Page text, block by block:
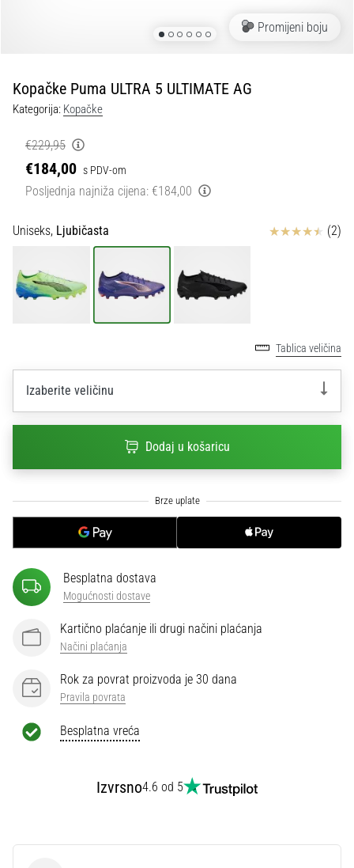
1. 7. 2025
1 min. čitanja
Play
for
Victories
se
za
sa
službenim
adidas
PUMA.
Budi
utakmice,
gola…
Prikaži
članke
Promijeni boju
Kopačke Puma ULTRA 5 ULTIMATE AG
Kategorija: Kopačke
€229,95
€184,00 s PDV-om
Posljednja najniža cijena: €184,00
Uniseks, Ljubičasta Ocjena proizvoda
(2)
Tablica veličina
Izaberite veličinu
Dodaj u košaricu
Besplatna dostava
Mogućnosti dostave
Kartično plaćanje ili drugi načini plaćanja
Načini plaćanja
Rok za povrat proizvoda je 30 dana
Pravila povrata
Besplatna vreća
Izvrsno4.6 od 5